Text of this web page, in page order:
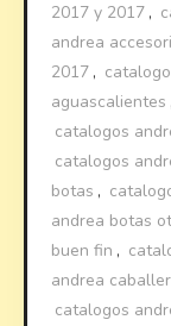
2017 y 2017 ,
andrea
2017 ,
aguascalientes
catalogos
catalogos
botas ,
andrea botas
buen fin ,
andrea
catalogos